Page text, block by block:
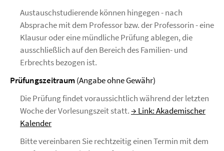
Austauschstudierende können hingegen - nach
Absprache mit dem Professor bzw. der Professorin - eine
Klausur oder eine mündliche Prüfung ablegen, die
ausschließlich auf den Bereich des Familien- und
Erbrechts bezogen ist.
Prüfungszeitraum(Angabe ohne Gewähr)
Die Prüfung findet voraussichtlich während der letzten
Woche der Vorlesungszeit statt.→ Link: Akademischer
Kalender
Bitte vereinbaren Sie rechtzeitig einen Termin mit dem